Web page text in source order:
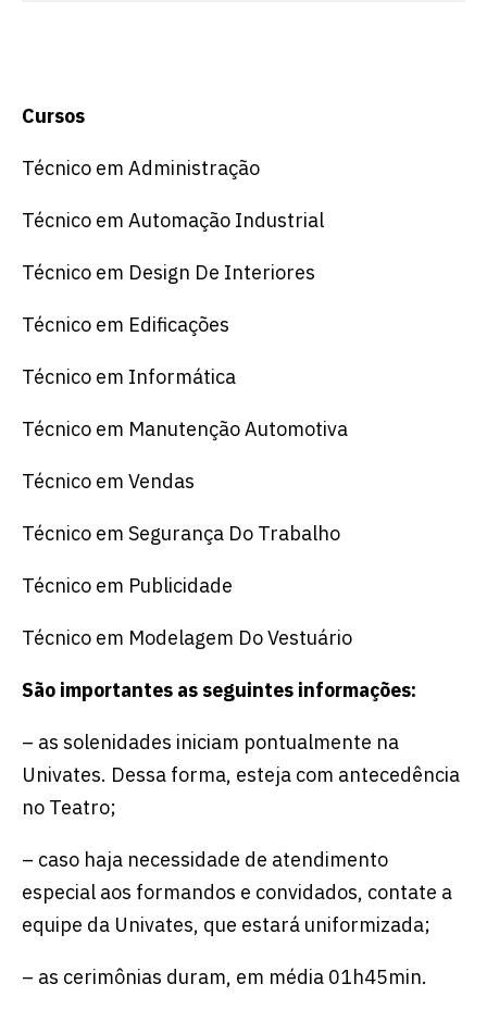
Cursos
Técnico em Administração
Técnico em Automação Industrial
Técnico em Design De Interiores
Técnico em Edificações
Técnico em Informática
Técnico em Manutenção Automotiva
Técnico em Vendas
Técnico em Segurança Do Trabalho
Técnico em Publicidade
Técnico em Modelagem Do Vestuário
São importantes as seguintes informações:
– as solenidades iniciam pontualmente na
Univates. Dessa forma, esteja com antecedência
no Teatro;
– caso haja necessidade de atendimento
especial aos formandos e convidados, contate a
equipe da Univates, que estará uniformizada;
– as cerimônias duram, em média 01h45min.